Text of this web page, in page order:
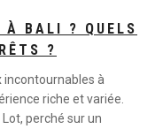
À BALI ? QUELS
?
incontournables à
riche et variée.
Lot, perché sur un